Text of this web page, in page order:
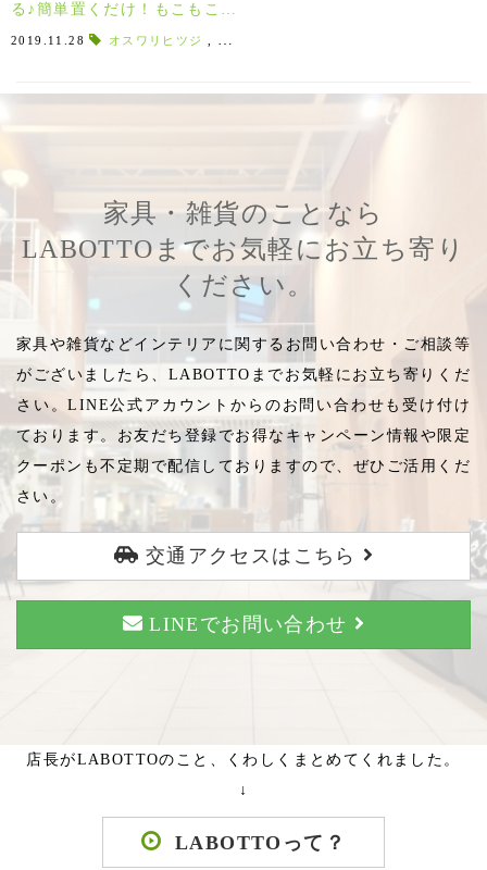
る♪簡単置くだけ！もこもこの
クリスマス飾り！！
2019.11.28 オスワリヒツジ
家具・雑貨のことなら
LABOTTOまでお気軽にお立ち寄り
ください。
家具や雑貨などインテリアに関するお問い合わせ・ご相談等
がございましたら、LABOTTOまでお気軽にお立ち寄りくだ
さい。LINE公式アカウントからのお問い合わせも受け付け
ております。お友だち登録でお得なキャンペーン情報や限定
クーポンも不定期で配信しておりますので、ぜひご活用くだ
さい。
交通アクセスはこちら
LINEでお問い合わせ
店長がLABOTTOのこと、くわしくまとめてくれました。
↓
LABOTTOって？